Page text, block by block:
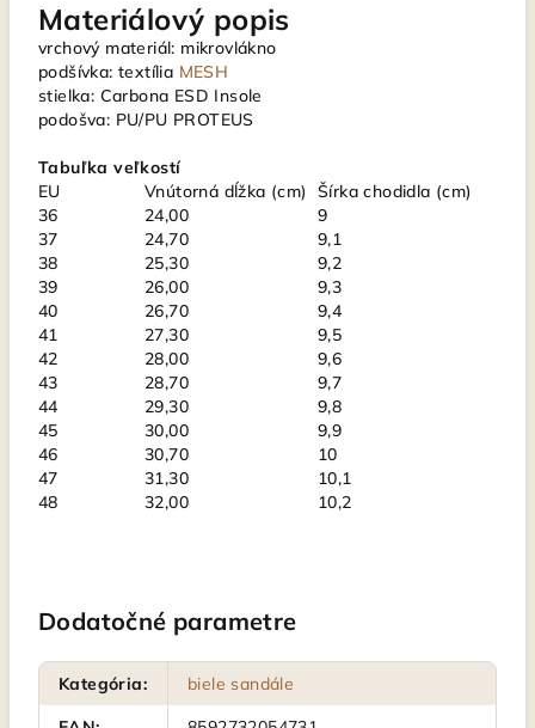
Materiálový popis
vrchový materiál: mikrovlákno
podšívka: textília MESH
stielka: Carbona ESD Insole
podošva: PU/PU PROTEUS
Tabuľka veľkostí
EU
Vnútorná dĺžka (cm) Šírka chodidla (cm)
36
24,00
9
37
24,70
9,1
38
25,30
9,2
39
26,00
9,3
40
26,70
9,4
41
27,30
9,5
42
28,00
9,6
43
28,70
9,7
44
29,30
9,8
45
30,00
9,9
46
30,70
10
47
31,30
10,1
48
32,00 10,2
Dodatočné parametre
Kategória:
biele sandále